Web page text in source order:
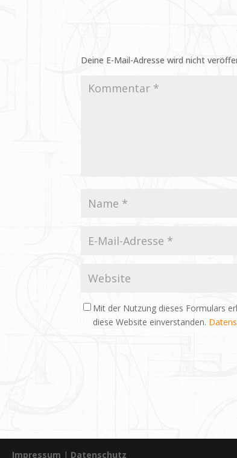
Deine E-Mail-Adresse wird nicht
Mit der Nutzung dieses Formulars
diese Website einverstanden.
Impressum | Datenschutz